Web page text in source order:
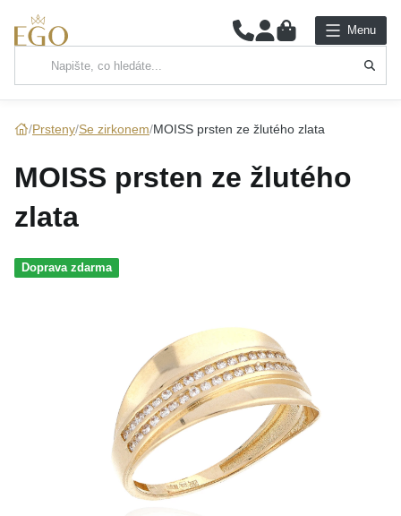
0 Menu
Hlavní kategorie
Prsteny Se zirkonem MOISS prsten ze žlutého zlata
MOISS prsten ze žlutého
zlata
Doprava zdarma